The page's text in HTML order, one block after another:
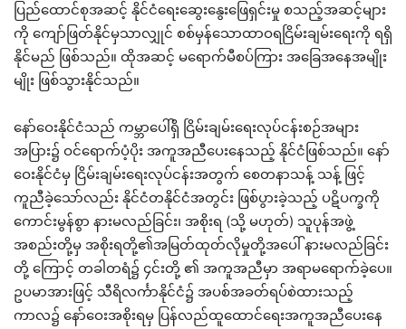
ပြည်ထောင်စုအဆင့် နိုင်ငံရေးဆွေးနွေးဖြေရှင်းမှု စသည့်အဆင့်များ
ကို ကျော်ဖြတ်နိုင်မှသာလျှုင် စစ်မှန်သောထာဝရငြိမ်းချမ်းရေးကို ရရှိ
နိုင်မည် ဖြစ်သည်။ ထိုအဆင့် မရောက်မီစပ်ကြား အခြေအနေအမျိုး
မျိုး ဖြစ်သွားနိုင်သည်။
နော်ဝေးနိုင်ငံသည် ကမ္ဘာပေါ်ရှိ ငြိမ်းချမ်းရေးလုပ်ငန်းစဉ်အများ
အပြား၌ ဝင်ရောက်ပံ့ပိုး အကူအညီပေးနေသည့် နိုင်ငံဖြစ်သည်။ နော်
ဝေးနိုင်ငံမှ ငြိမ်းချမ်းရေးလုပ်ငန်းအတွက် စေတနာသန့် သန့် ဖြင့်
ကူညီခဲ့သော်လည်း နိုင်ငံတနိုင်ငံအတွင်း ဖြစ်ပွားခဲ့သည့် ပဋိပက္ခကို
ကောင်းမွန်စွာ နားမလည်ခြင်း၊ အစိုးရ (သို့ မဟုတ်) သူပုန်အဖွဲ့
အစည်းတို့မှ အစိုးရတို့၏အမြတ်ထုတ်လိုမှုတို့အပေါ် နားမလည်ခြင်း
တို့ ကြောင့် တခါတရံ၌ ၄င်းတို့ ၏ အကူအညီမှာ အရာမရောက်ခဲ့ပေ။
ဥပမာအားဖြင့် သီရိလင်္ကာနိုင်ငံ၌ အပစ်အခတ်ရပ်စဲထားသည့်
ကာလ၌ နော်ဝေးအစိုးရမှ ပြန်လည်ထူထောင်ရေးအကူအညီပေးနေ